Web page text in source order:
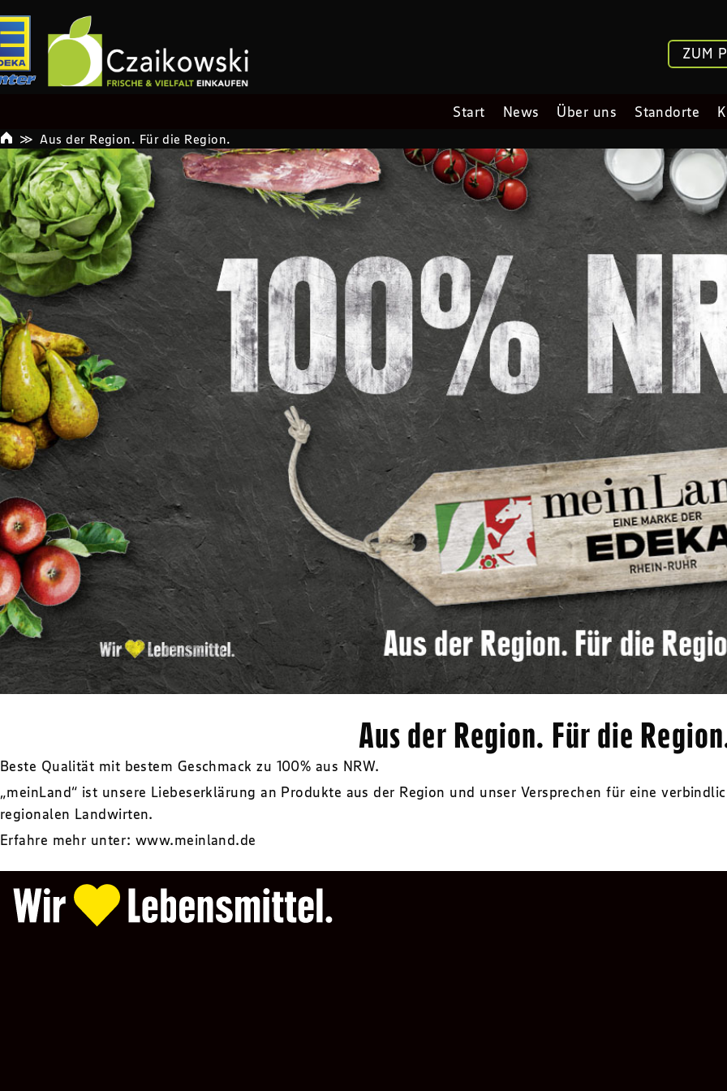
ZUM
Start News Über uns Standorte
Aus der Region. Für die Region.
Aus der Region. Für die
Beste Qualität mit bestem Geschmack zu 100% aus NRW.
„meinLand“ ist unsere Liebeserklärung an Produkte aus der Region und unser Versprechen für eine
regionalen Landwirten.
Erfahre mehr unter: www.meinland.de